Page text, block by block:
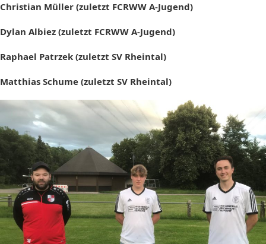
Christian Müller (zuletzt FCRWW A-Jugend)
Dylan Albiez (zuletzt FCRWW A-Jugend)
Raphael Patrzek (zuletzt SV Rheintal)
Matthias Schume (zuletzt SV Rheintal)